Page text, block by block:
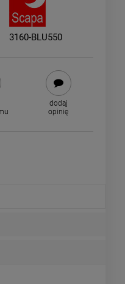
3160-BLU550
dodaj
opinię